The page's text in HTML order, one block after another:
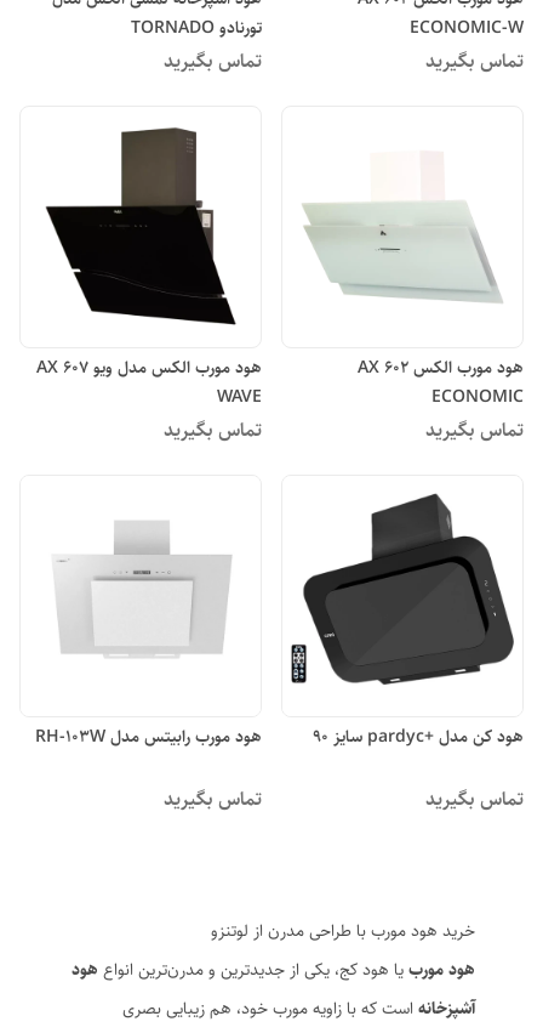
ECONOMIC-W
تماس بگیرید
تورنادو TORNADO
تماس بگیرید
هود مورب الکس AX 602
ECONOMIC
تماس بگیرید
هود مورب الکس مدل ویو AX 607
WAVE
تماس بگیرید
هود کن مدل +pardyc سایز 90
تماس بگیرید
هود مورب رابیتس مدل RH-103W
تماس بگیرید
خرید هود مورب با طراحی مدرن از لوتنزو
هود موربیا هود کج، یکی از جدیدترین و مدرن‌ترین انواع هود
آشپزخانه است که با زاویه مورب خود، هم زیبایی بصری